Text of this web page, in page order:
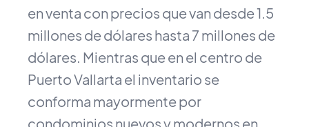
en venta con precios que van desde 1.5
millones de dólares hasta 7 millones de
dólares. Mientras que en el centro de
Puerto Vallarta el inventario se
conforma mayormente por
condominios nuevos y modernos en